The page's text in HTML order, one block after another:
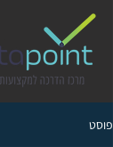
פוסט